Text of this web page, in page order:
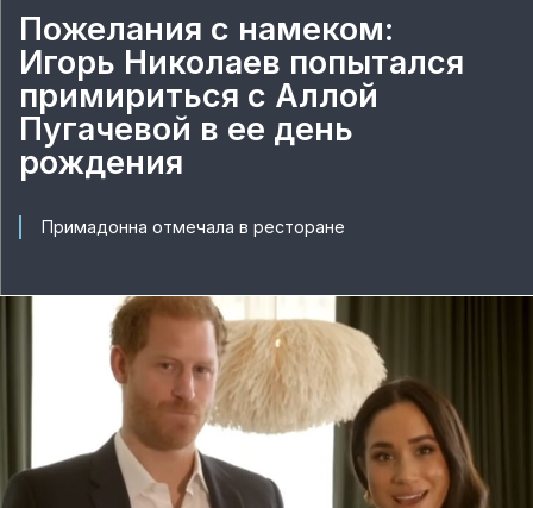
Пожелания с намеком:
Игорь Николаев попытался
примириться с Аллой
Пугачевой в ее день
рождения
Примадонна отмечала в ресторане